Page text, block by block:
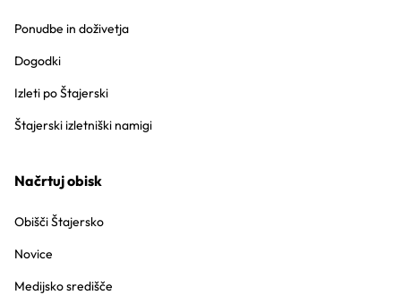
Ponudbe in doživetja
Dogodki
Izleti po Štajerski
Štajerski izletniški namigi
Načrtuj obisk
Obišči Štajersko
Novice
Medijsko središče